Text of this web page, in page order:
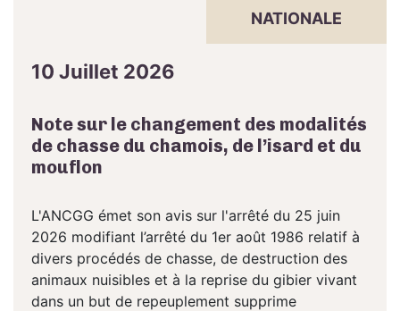
NATIONALE
10 Juillet 2026
Note sur le changement des modalités
de chasse du chamois, de l’isard et du
mouflon
L'ANCGG émet son avis sur l'arrêté du 25 juin
2026 modifiant l’arrêté du 1er août 1986 relatif à
divers procédés de chasse, de destruction des
animaux nuisibles et à la reprise du gibier vivant
dans un but de repeuplement supprime